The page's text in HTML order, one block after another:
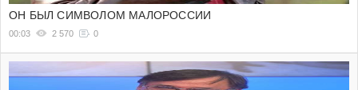
ОН БЫЛ СИМВОЛОМ МАЛОРОССИИ
00:03 2 570 0